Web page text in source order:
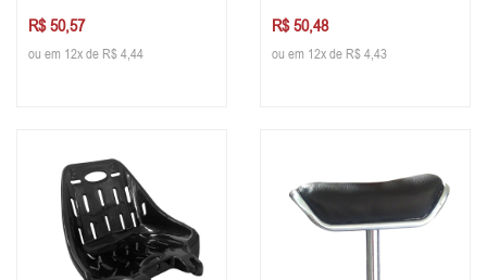
R$ 50,57
ou em 12x de R$ 4,44
R$ 50,48
ou em 12x de R$ 4,43